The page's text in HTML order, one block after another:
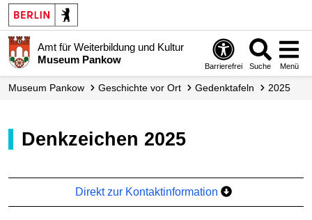
Amt für Weiterbildung und Kultur
Museum Pankow
Barrierefrei Suche Menü
Museum Pankow Geschichte vor Ort Gedenktafeln 2025
Denkzeichen 2025
Direkt zur Kontaktinformation